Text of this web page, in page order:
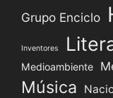
Grupo Enciclo
Inventores
Medioambiente
Música